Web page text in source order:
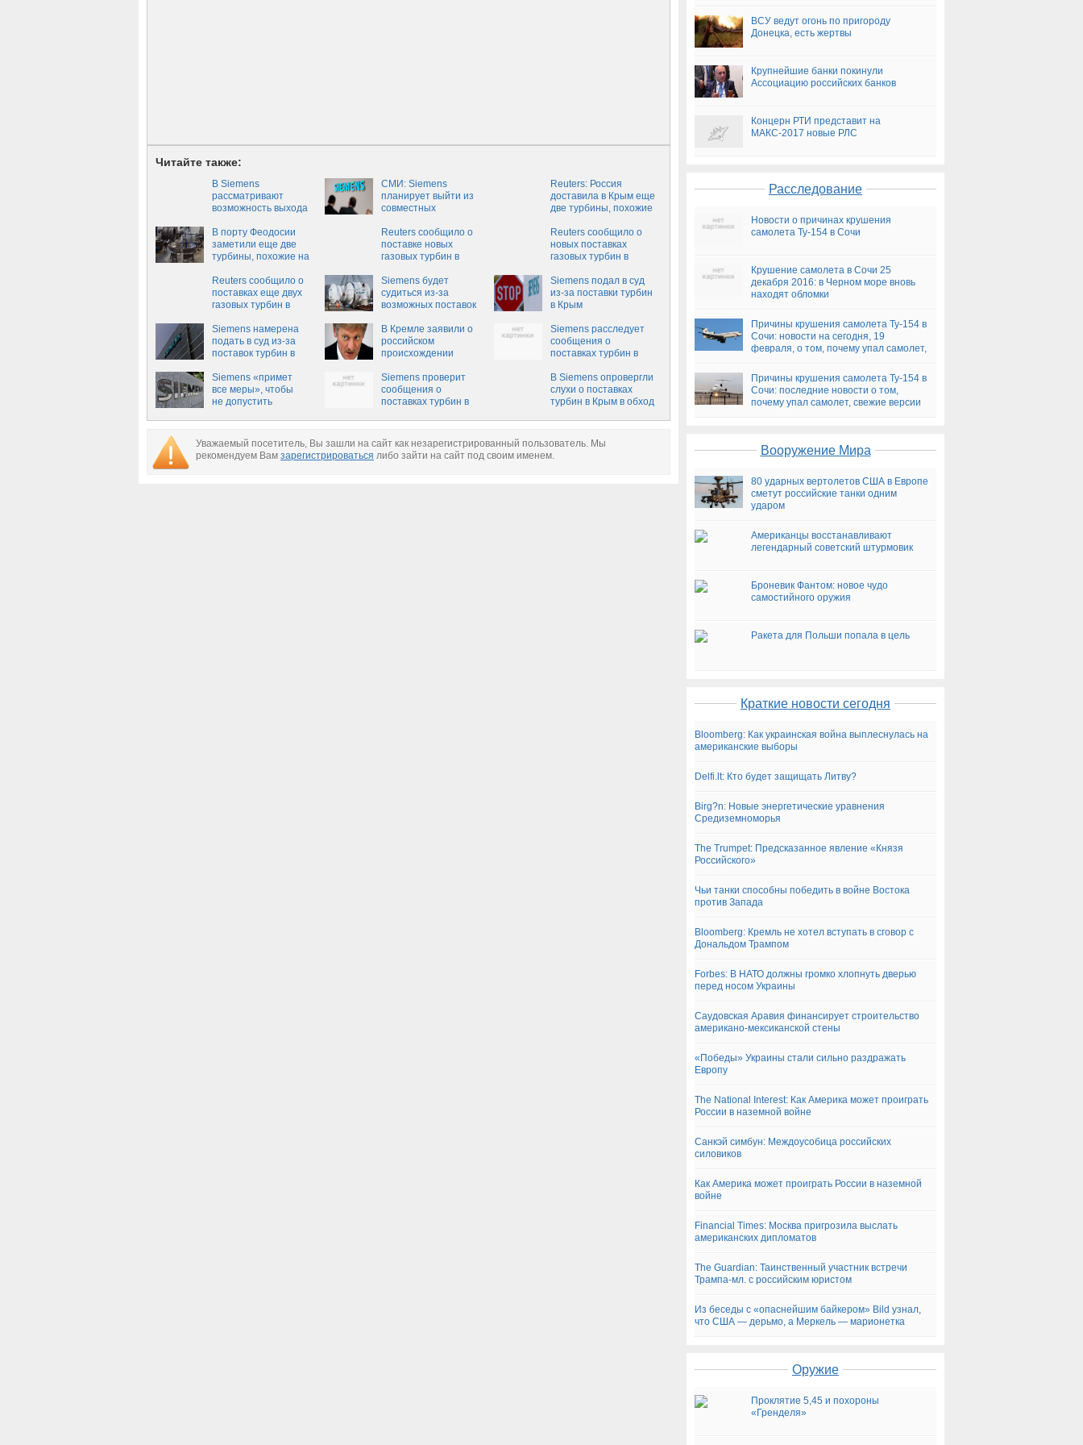
Читайте также:
В Siemens
рассматривают
возможность выхода
СМИ: Siemens
планирует выйти из
совместных
Reuters: Россия
доставила в Крым еще
две турбины, похожие
В порту Феодосии
заметили еще две
турбины, похожие на
Reuters сообщило о
поставке новых
газовых турбин в
Reuters сообщило о
новых поставках
газовых турбин в
Reuters сообщило о
поставках еще двух
газовых турбин в
Siemens будет
судиться из-за
возможных поставок
Siemens подал в суд
из-за поставки турбин
в Крым
Siemens намерена
подать в суд из-за
поставок турбин в
В Кремле заявили о
российском
происхождении
Siemens расследует
сообщения о
поставках турбин в
Siemens «примет
все меры», чтобы
не допустить
Siemens проверит
сообщения о
поставках турбин в
В Siemens опровергли
слухи о поставках
турбин в Крым в обход
Уважаемый посетитель, Вы зашли на сайт как незарегистрированный пользователь. Мы
рекомендуем Вам зарегистрироваться либо зайти на сайт под своим именем.
ВСУ ведут огонь по пригороду
Донецка, есть жертвы
Крупнейшие банки покинули
Ассоциацию российских банков
Концерн РТИ представит на
МАКС-2017 новые РЛС
Расследование
Новости о причинах крушения
самолета Ту-154 в Сочи
Крушение самолета в Сочи 25
декабря 2016: в Черном море вновь
находят обломки
Причины крушения самолета Ту-154 в
Сочи: новости на сегодня, 19
февраля, о том, почему упал самолет,
Причины крушения самолета Ту-154 в
Сочи: последние новости о том,
почему упал самолет, свежие версии
Вооружение Мира
80 ударных вертолетов США в Европе
сметут российские танки одним
ударом
Американцы восстанавливают
легендарный советский штурмовик
Броневик Фантом: новое чудо
самостийного оружия
Ракета для Польши попала в цель
Краткие новости сегодня
Bloomberg: Как украинская война выплеснулась на
американские выборы
Delfi.lt: Кто будет защищать Литву?
Birg?n: Новые энергетические уравнения
Средиземноморья
The Trumpet: Предсказанное явление «Князя
Российского»
Чьи танки способны победить в войне Востока
против Запада
Bloomberg: Кремль не хотел вступать в сговор с
Дональдом Трампом
Forbes: В НАТО должны громко хлопнуть дверью
перед носом Украины
Саудовская Аравия финансирует строительство
американо-мексиканской стены
«Победы» Украины стали сильно раздражать
Европу
The National Interest: Как Америка может проиграть
России в наземной войне
Санкэй симбун: Междоусобица российских
силовиков
Как Америка может проиграть России в наземной
войне
Financial Times: Москва пригрозила выслать
американских дипломатов
The Guardian: Таинственный участник встречи
Трампа-мл. с российским юристом
Из беседы с «опаснейшим байкером» Bild узнал,
что США — дерьмо, а Меркель — марионетка
Оружие
Проклятие 5,45 и похороны
«Гренделя»